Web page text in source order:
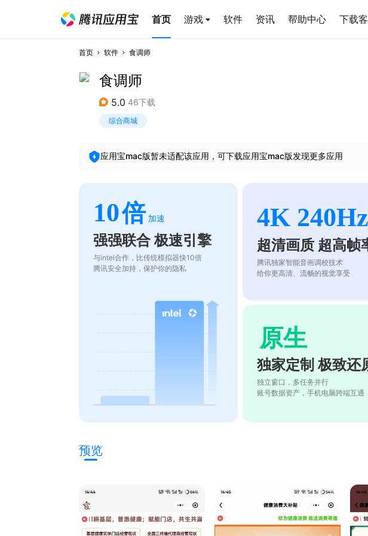
首页 游戏 软件 资讯 帮助中心 下载
首页 软件 食调师
食调师
5.0 46下载
综合商城
应用宝mac版暂未适配该应用，可下载应用宝mac版发现更多应用
10倍 加速
强强联合 极速引擎
与intel合作，比传统模拟器快10倍
腾讯安全加持，保护你的隐私
4K 240Hz
超清画质 超高帧
腾讯独家智能音画调校技术
给你更高清、流畅的视觉享受
原生
独家定制 极致还
独立窗口，多任务并行
账号数据资产，手机电脑跨端互通
预览